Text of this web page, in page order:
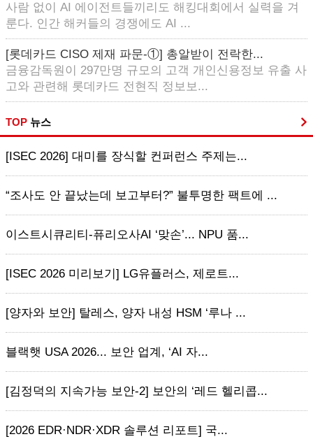
사람 없이 AI 에이전트들끼리도 해킹대회에서 실력을 겨
룬다. 인간 해커들의 경쟁에도 AI ...
[롯데카드 CISO 제재 파문-①] 총알받이 전락한...
금융감독원이 297만명 규모의 고객 개인신용정보 유출 사
고와 관련해 롯데카드 전현직 정보보...
TOP 뉴스
[ISEC 2026] 대미를 장식할 컨퍼런스 주제는...
“조사도 안 끝났는데 보고부터?” 불투명한 팩트에 ...
이스트시큐리티-퓨리오사AI ‘맞손’... NPU 품...
[ISEC 2026 미리보기] LG유플러스, 제로트...
[양자와 보안] 탈레스, 양자 내성 HSM ‘루나 ...
블랙햇 USA 2026... 보안 업계, ‘AI 자...
[김정덕의 지속가능 보안-2] 보안의 ‘레드 헬리콥...
[2026 EDR·NDR·XDR 솔루션 리포트] 국...